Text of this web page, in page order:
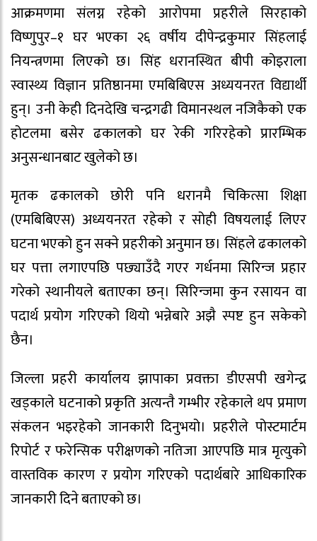
आक्रमणमा संलग्न रहेको आरोपमा प्रहरीले सिरहाको
विष्णुपुर–१ घर भएका २६ वर्षीय दीपेन्द्रकुमार सिंहलाई
नियन्त्रणमा लिएको छ। सिंह धरानस्थित बीपी कोइराला
स्वास्थ्य विज्ञान प्रतिष्ठानमा एमबिबिएस अध्ययनरत विद्यार्थी
हुन्। उनी केही दिनदेखि चन्द्रगढी विमानस्थल नजिकैको एक
होटलमा बसेर ढकालको घर रेकी गरिरहेको प्रारम्भिक
अनुसन्धानबाट खुलेको छ।
मृतक ढकालको छोरी पनि धरानमै चिकित्सा शिक्षा
(एमबिबिएस) अध्ययनरत रहेको र सोही विषयलाई लिएर
घटना भएको हुन सक्ने प्रहरीको अनुमान छ। सिंहले ढकालको
घर पत्ता लगाएपछि पछ्याउँदै गएर गर्धनमा सिरिन्ज प्रहार
गरेको स्थानीयले बताएका छन्। सिरिन्जमा कुन रसायन वा
पदार्थ प्रयोग गरिएको थियो भन्नेबारे अझै स्पष्ट हुन सकेको
छैन।
जिल्ला प्रहरी कार्यालय झापाका प्रवक्ता डीएसपी खगेन्द्र
खड्काले घटनाको प्रकृति अत्यन्तै गम्भीर रहेकाले थप प्रमाण
संकलन भइरहेको जानकारी दिनुभयो। प्रहरीले पोस्टमार्टम
रिपोर्ट र फरेन्सिक परीक्षणको नतिजा आएपछि मात्र मृत्युको
वास्तविक कारण र प्रयोग गरिएको पदार्थबारे आधिकारिक
जानकारी दिने बताएको छ।